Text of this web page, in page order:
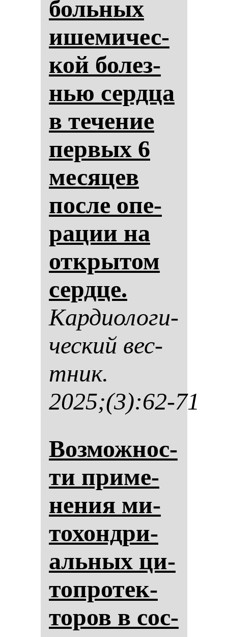
боль­ных
ише­ми­чес­
кой бо­лез­
нью сер­дца
в те­че­ние
пер­вых 6
ме­ся­цев
пос­ле опе­
ра­ции на
от­кры­том
сер­дце.
Кар­ди­оло­ги­
чес­кий вес­
тник.
2025;(3):62-71
Воз­мож­нос­
ти при­ме­
не­ния ми­
то­хон­дри­
аль­ных ци­
топ­ро­тек­
то­ров в сос­